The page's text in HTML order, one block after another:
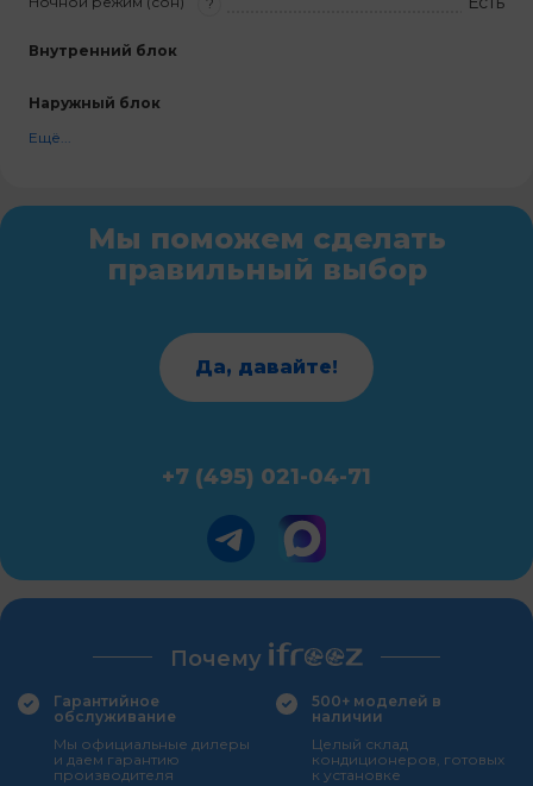
Внутренний блок
Наружный блок
Ещё...
Мы поможем сделать
правильный выбор
Да, давайте!
+7 (495) 021-04-71
Почему
Гарантийное
обслуживание
Мы официальные дилеры
и даем гарантию
производителя
500+ моделей в
наличии
Целый склад
кондиционеров, готовых
к установке